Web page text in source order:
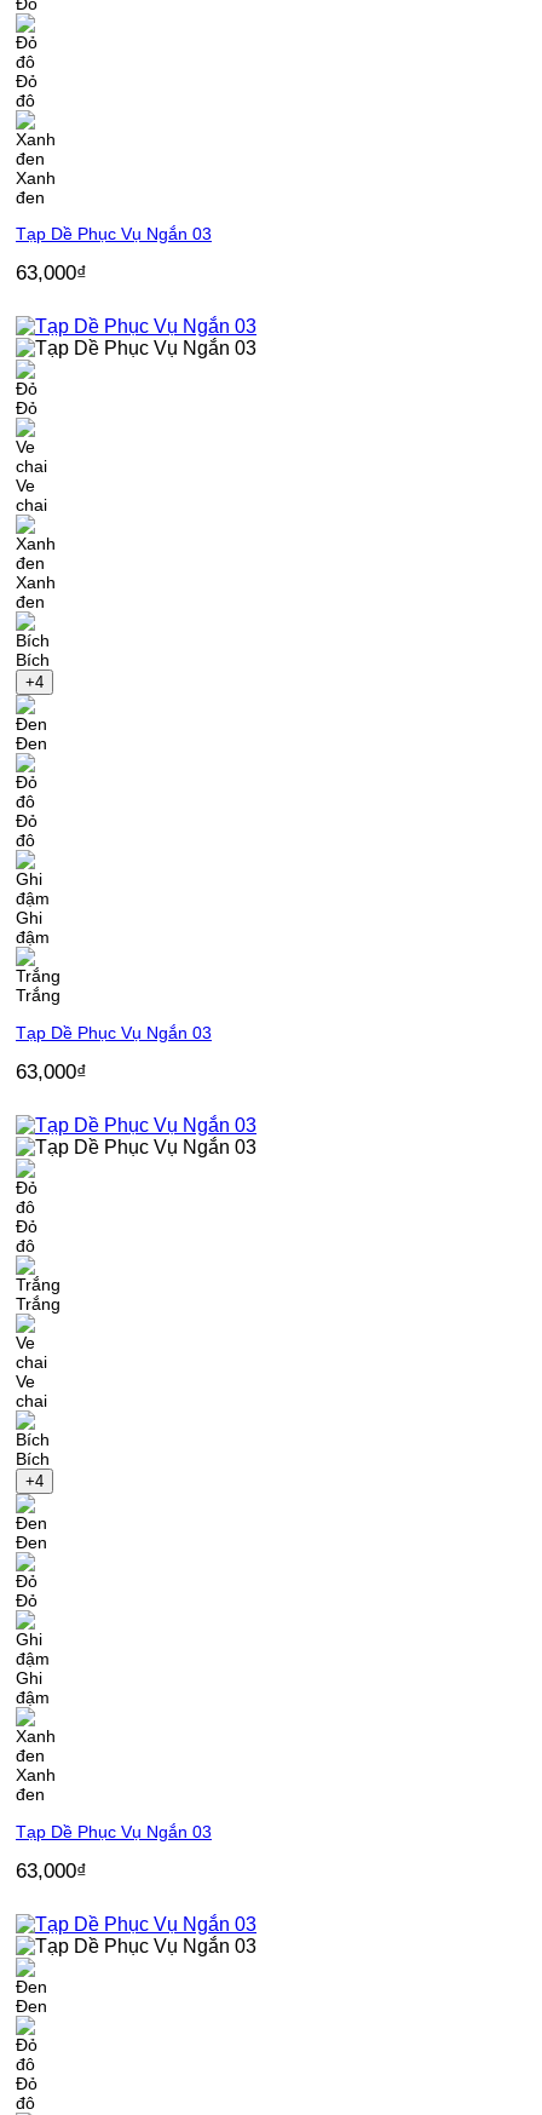
Đỏ
đô
Xanh
đen
Tạp Dề Phục Vụ Ngắn 03
63,000₫
Đỏ
Ve
chai
Xanh
đen
Bích
+4
Đen
Đỏ
đô
Ghi
đậm
Trắng
Tạp Dề Phục Vụ Ngắn 03
63,000₫
Đỏ
đô
Trắng
Ve
chai
Bích
+4
Đen
Đỏ
Ghi
đậm
Xanh
đen
Tạp Dề Phục Vụ Ngắn 03
63,000₫
Đen
Đỏ
đô